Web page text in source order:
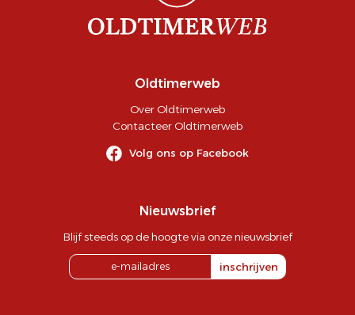
Oldtimerweb
Over Oldtimerweb
Contacteer Oldtimerweb
Volg ons op Facebook
Nieuwsbrief
Blijf steeds op de hoogte via onze nieuwsbrief
inschrijven